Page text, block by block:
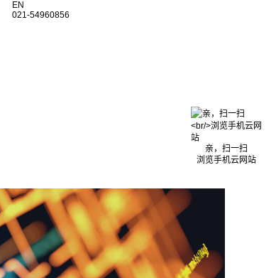
EN
021-54960856
亲，扫一扫
浏览手机云网站